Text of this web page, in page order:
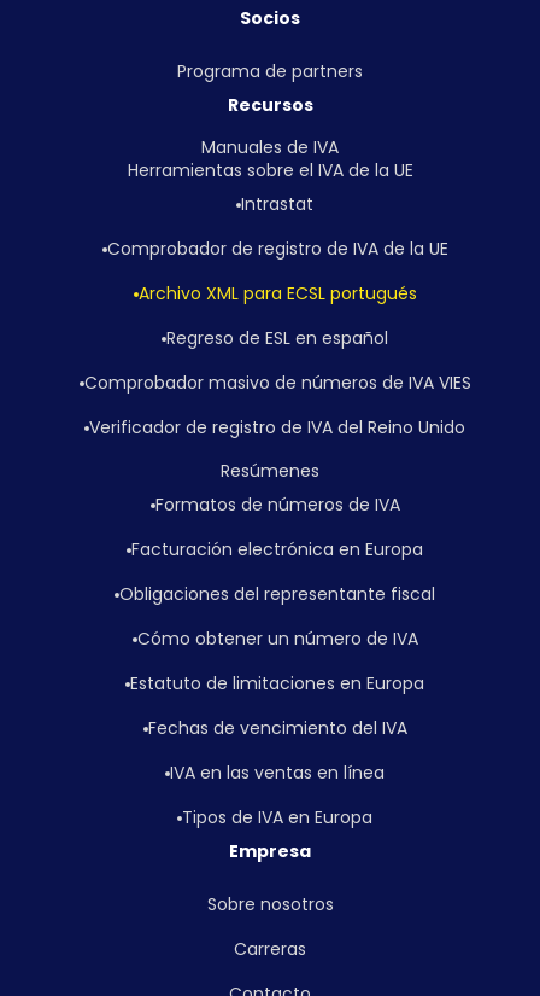
Socios
Programa de partners
Recursos
Manuales de IVA
Herramientas sobre el IVA de la UE
Intrastat
Comprobador de registro de IVA de la UE
Archivo XML para ECSL portugués
Regreso de ESL en español
Comprobador masivo de números de IVA VIES
Verificador de registro de IVA del Reino Unido
Resúmenes
Formatos de números de IVA
Facturación electrónica en Europa
Obligaciones del representante fiscal
Cómo obtener un número de IVA
Estatuto de limitaciones en Europa
Fechas de vencimiento del IVA
IVA en las ventas en línea
Tipos de IVA en Europa
Empresa
Sobre nosotros
Carreras